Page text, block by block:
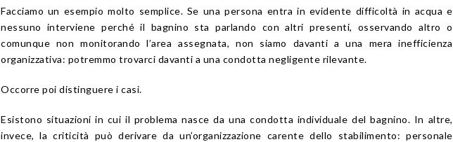
Facciamo un esempio molto semplice. Se una persona entra in evidente difficoltà in acqua e
nessuno interviene perché il bagnino sta parlando con altri presenti, osservando altro o
comunque non monitorando l’area assegnata, non siamo davanti a una mera inefficienza
organizzativa: potremmo trovarci davanti a una condotta negligente rilevante.
Occorre poi distinguere i casi.
Esistono situazioni in cui il problema nasce da una condotta individuale del bagnino. In altre,
invece, la criticità può derivare da un’organizzazione carente dello stabilimento: personale